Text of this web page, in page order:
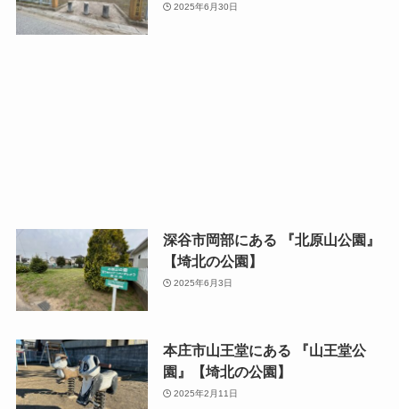
2025年6月30日
深谷市岡部にある 『北原山公園』
【埼北の公園】
2025年6月3日
本庄市山王堂にある 『山王堂公
園』【埼北の公園】
2025年2月11日